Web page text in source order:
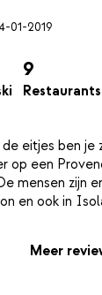
01-2019
9
Restaurants
eitjes ben je
op een
mensen zijn
Meer